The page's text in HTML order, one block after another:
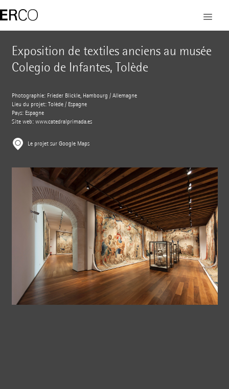
Exposition de textiles anciens au musée
Colegio de Infantes, Tolède
Photographie: Frieder Blickle, Hambourg / Allemagne
Lieu du projet: Tolède / Espagne
Pays: Espagne
Site web: www.catedralprimada.es
Le projet sur Google Maps